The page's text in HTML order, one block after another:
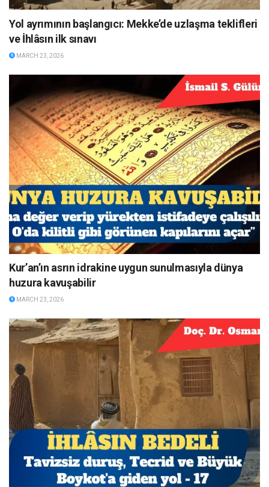
Yol ayrımının başlangıcı: Mekke’de uzlaşma teklifleri
ve İhlâsın ilk sınavı
MARCH 23, 2026
Kur’an’ın asrın idrakine uygun sunulmasıyla dünya
huzura kavuşabilir
MARCH 23, 2026